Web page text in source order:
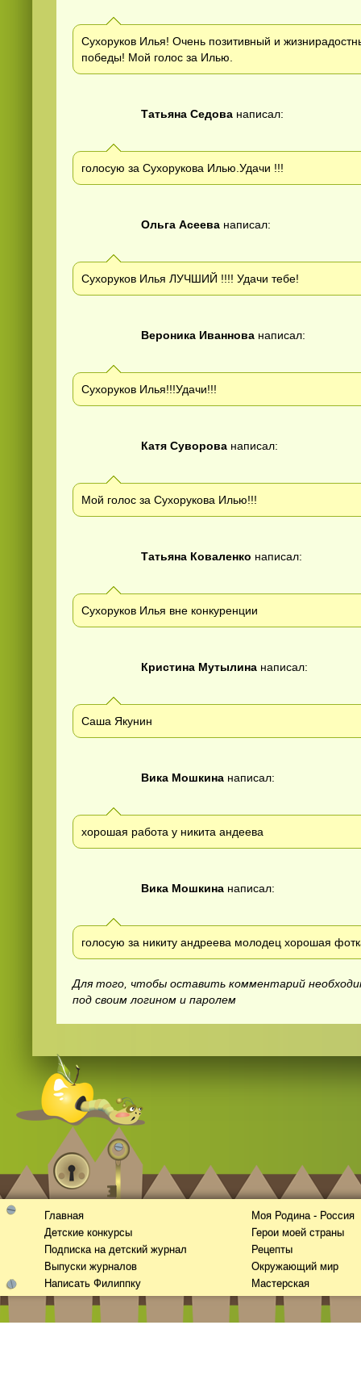
Сухоруков Илья! Очень позитивный и
победы! Мой голос за Илью.
Татьяна Седова написал:
голосую за Сухорукова Илью.Удачи !!!
Ольга Асеева написал:
Сухоруков Илья ЛУЧШИЙ !!!! Удачи тебе!
Вероника Иваннова написал:
Сухоруков Илья!!!Удачи!!!
Катя Суворова написал:
Мой голос за Сухорукова Илью!!!
Татьяна Коваленко написал:
Сухоруков Илья вне конкуренции
Кристина Мутылина написал:
Саша Якунин
Вика Мошкина написал:
хорошая работа у никита андеева
Вика Мошкина написал:
голосую за никиту андреева молодец хорошая
Для того, чтобы оставить комментарий
под своим логином и паролем
Главная
Детские конкурсы
Подписка на детский журнал
Выпуски журналов
Написать Филиппку
Моя Родина - Россия
Герои моей страны
Рецепты
Окружающий мир
Мастерская